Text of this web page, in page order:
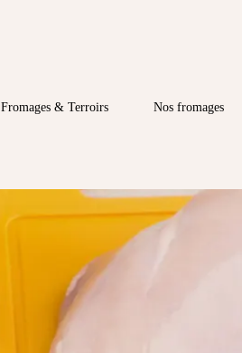
Fromages & Terroirs Nos fromages